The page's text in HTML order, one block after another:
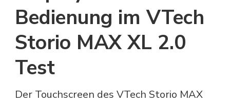
Bedienung im VTech
Storio MAX XL 2.0
Test
Der Touchscreen des VTech Storio MAX